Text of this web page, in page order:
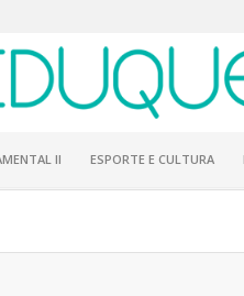
II ESPORTE E CULTURA